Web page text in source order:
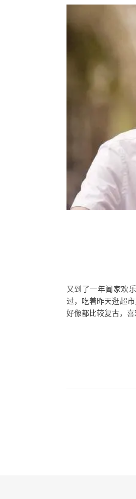
又到了一年阖家欢
过，吃着昨天逛超
好像都比较复古，